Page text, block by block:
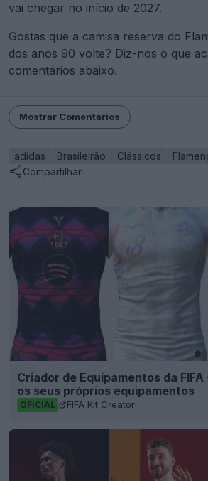
vai chegar no início de 2027.
Gostas que a camisa reserva do
dos anos 90 volte? Diz-nos o que
comentários abaixo.
Mostrar Comentários
adidas Brasileirão Clássicos
Compartilhar
Criador de Equipamentos da
os seus próprios equipamentos
OFICIAL FIFA Kit Creator